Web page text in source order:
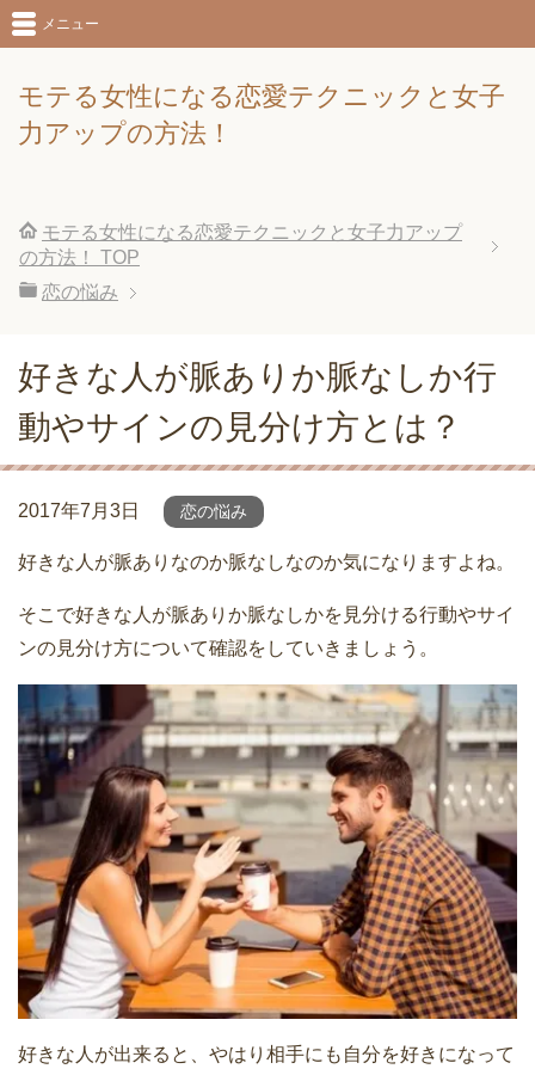
モテる女性になる恋愛テクニックと女子
力アップの方法！
メニュー
モテる女性になる恋愛テクニックと女子力アップ
の方法！
TOP
恋の悩み
好きな人が脈ありか脈なしか行
動やサインの見分け方とは？
2017年7月3日 恋の悩み
好きな人が脈ありなのか脈なしなのか気になりますよね。
そこで好きな人が脈ありか脈なしかを見分ける行動やサイ
ンの見分け方について確認をしていきましょう。
好きな人が出来ると、やはり相手にも自分を好きになって